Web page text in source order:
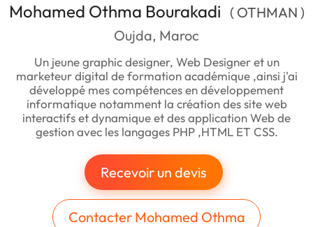
Mohamed Othma Bourakadi ( OTHMAN )
Oujda, Maroc
Un jeune graphic designer, Web Designer et un
marketeur digital de formation académique ,ainsi j'ai
développé mes compétences en développement
informatique notamment la création des site web
interactifs et dynamique et des application Web de
gestion avec les langages PHP ,HTML ET CSS.
Recevoir un devis
Contacter Mohamed Othma